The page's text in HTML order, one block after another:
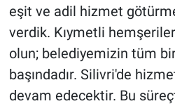
eşit ve adil hizmet
verdik. Kıymetli
olun; belediyemizin tüm
başındadır. Silivri'de
devam edecektir. Bu